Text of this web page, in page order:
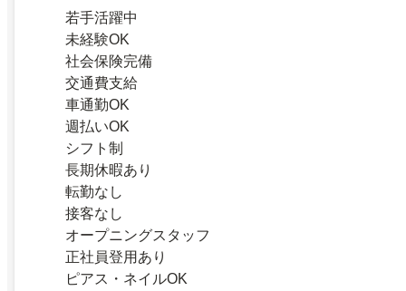
若手活躍中
未経験OK
社会保険完備
交通費支給
車通勤OK
週払いOK
シフト制
長期休暇あり
転勤なし
接客なし
オープニングスタッフ
正社員登用あり
ピアス・ネイルOK